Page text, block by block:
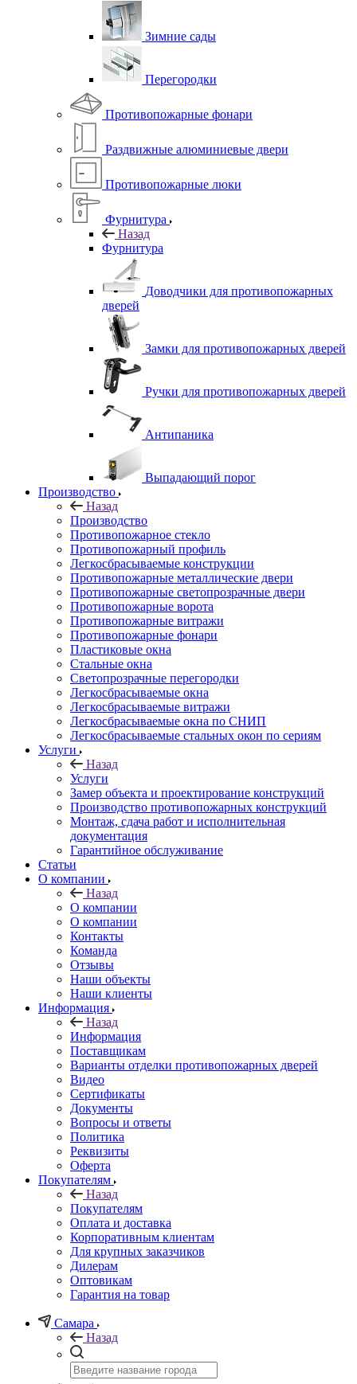
Зимние сады
Перегородки
Противопожарные фонари
Раздвижные алюминиевые двери
Противопожарные люки
Фурнитура
Назад
Фурнитура
Доводчики для противопожарных
дверей
Замки для противопожарных дверей
Ручки для противопожарных дверей
Антипаника
Выпадающий порог
Производство
Назад
Производство
Противопожарное стекло
Противопожарный профиль
Легкосбрасываемые конструкции
Противопожарные металлические двери
Противопожарные светопрозрачные двери
Противопожарные ворота
Противопожарные витражи
Противопожарные фонари
Пластиковые окна
Стальные окна
Светопрозрачные перегородки
Легкосбрасываемые окна
Легкосбрасываемые витражи
Легкосбрасываемые окна по СНИП
Легкосбрасываемые стальных окон по сериям
Услуги
Назад
Услуги
Замер объекта и проектирование конструкций
Производство противопожарных конструкций
Монтаж, сдача работ и исполнительная
документация
Гарантийное обслуживание
Статьи
О компании
Назад
О компании
О компании
Контакты
Команда
Отзывы
Наши объекты
Наши клиенты
Информация
Назад
Информация
Поставщикам
Варианты отделки противопожарных дверей
Видео
Сертификаты
Документы
Вопросы и ответы
Политика
Реквизиты
Оферта
Покупателям
Назад
Покупателям
Оплата и доставка
Корпоративным клиентам
Для крупных заказчиков
Дилерам
Оптовикам
Гарантия на товар
Самара
Назад